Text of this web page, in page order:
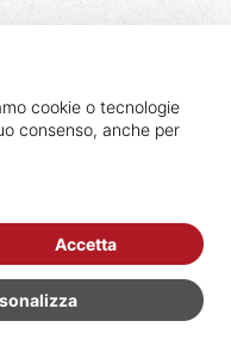
cookie o tecnologie
consenso, anche per
Accetta